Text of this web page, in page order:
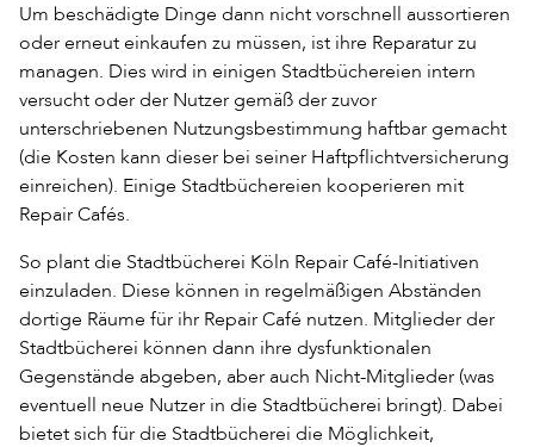
Um beschädigte Dinge dann nicht vorschnell aussortieren
oder erneut einkaufen zu müssen, ist ihre Reparatur zu
managen. Dies wird in einigen Stadtbüchereien intern
versucht oder der Nutzer gemäß der zuvor
unterschriebenen Nutzungsbestimmung haftbar gemacht
(die Kosten kann dieser bei seiner Haftpflichtversicherung
einreichen). Einige Stadtbüchereien kooperieren mit
Repair Cafés.
So plant die Stadtbücherei Köln Repair Café-Initiativen
einzuladen. Diese können in regelmäßigen Abständen
dortige Räume für ihr Repair Café nutzen. Mitglieder der
Stadtbücherei können dann ihre dysfunktionalen
Gegenstände abgeben, aber auch Nicht-Mitglieder (was
eventuell neue Nutzer in die Stadtbücherei bringt). Dabei
bietet sich für die Stadtbücherei die Möglichkeit,